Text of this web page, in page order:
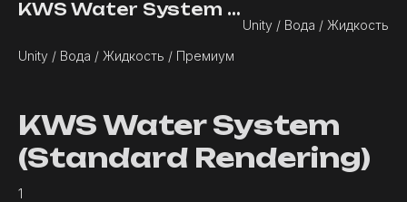
KWS Water System (HDRP Rendering)
Unity / Вода / Жидкость / Премиум
Unity / Вода / Жидкость
KWS Water System
(Standard Rendering)
1